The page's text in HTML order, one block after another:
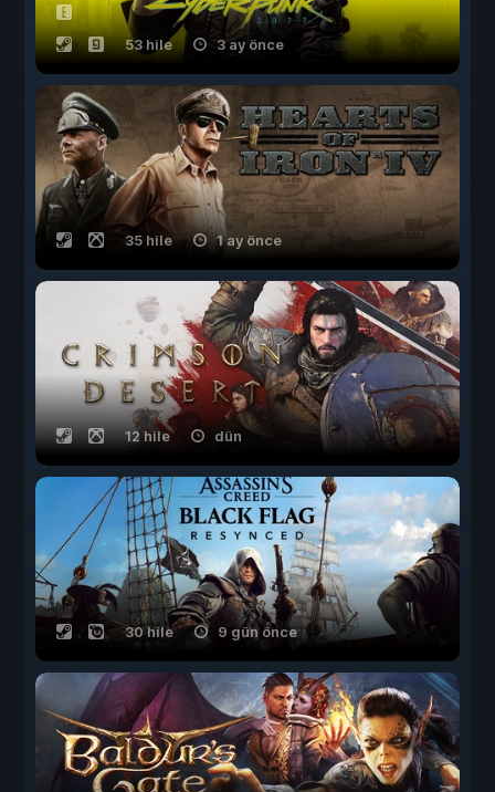
53 hile 3 ay önce
35 hile 1 ay önce
12 hile dün
30 hile 9 gün önce